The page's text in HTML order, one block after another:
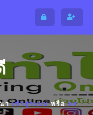
าเข้าสู่ระบบหรือลง